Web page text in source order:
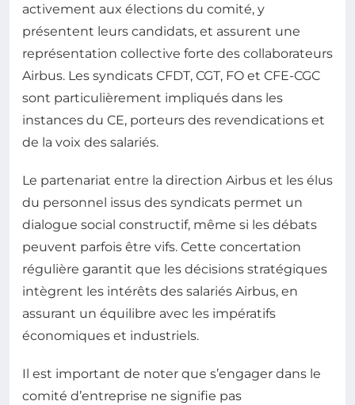
activement aux élections du comité, y
présentent leurs candidats, et assurent une
représentation collective forte des collaborateurs
Airbus. Les syndicats CFDT, CGT, FO et CFE-CGC
sont particulièrement impliqués dans les
instances du CE, porteurs des revendications et
de la voix des salariés.
Le partenariat entre la direction Airbus et les élus
du personnel issus des syndicats permet un
dialogue social constructif, même si les débats
peuvent parfois être vifs. Cette concertation
régulière garantit que les décisions stratégiques
intègrent les intérêts des salariés Airbus, en
assurant un équilibre avec les impératifs
économiques et industriels.
Il est important de noter que s’engager dans le
comité d’entreprise ne signifie pas